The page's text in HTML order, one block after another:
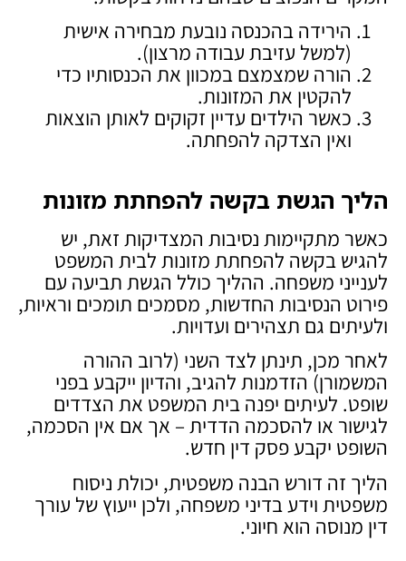
הירידה בהכנסה נובעת מבחירה אישית
(למשל עזיבת עבודה מרצון).
הורה שמצמצם במכוון את הכנסותיו כדי
להקטין את המזונות.
כאשר הילדים עדיין זקוקים לאותן הוצאות
ואין הצדקה להפחתה.
הליך הגשת בקשה להפחתת מזונות
כאשר מתקיימות נסיבות המצדיקות זאת, יש
להגיש בקשה להפחתת מזונות לבית המשפט
לענייני משפחה. ההליך כולל הגשת תביעה עם
פירוט הנסיבות החדשות, מסמכים תומכים וראיות,
ולעיתים גם תצהירים ועדויות.
לאחר מכן, תינתן לצד השני (לרוב ההורה
המשמורן) הזדמנות להגיב, והדיון ייקבע בפני
שופט. לעיתים יפנה בית המשפט את הצדדים
לגישור או להסכמה הדדית – אך אם אין הסכמה,
השופט יקבע פסק דין חדש.
הליך זה דורש הבנה משפטית, יכולת ניסוח
משפטית וידע בדיני משפחה, ולכן ייעוץ של עורך
דין מנוסה הוא חיוני.